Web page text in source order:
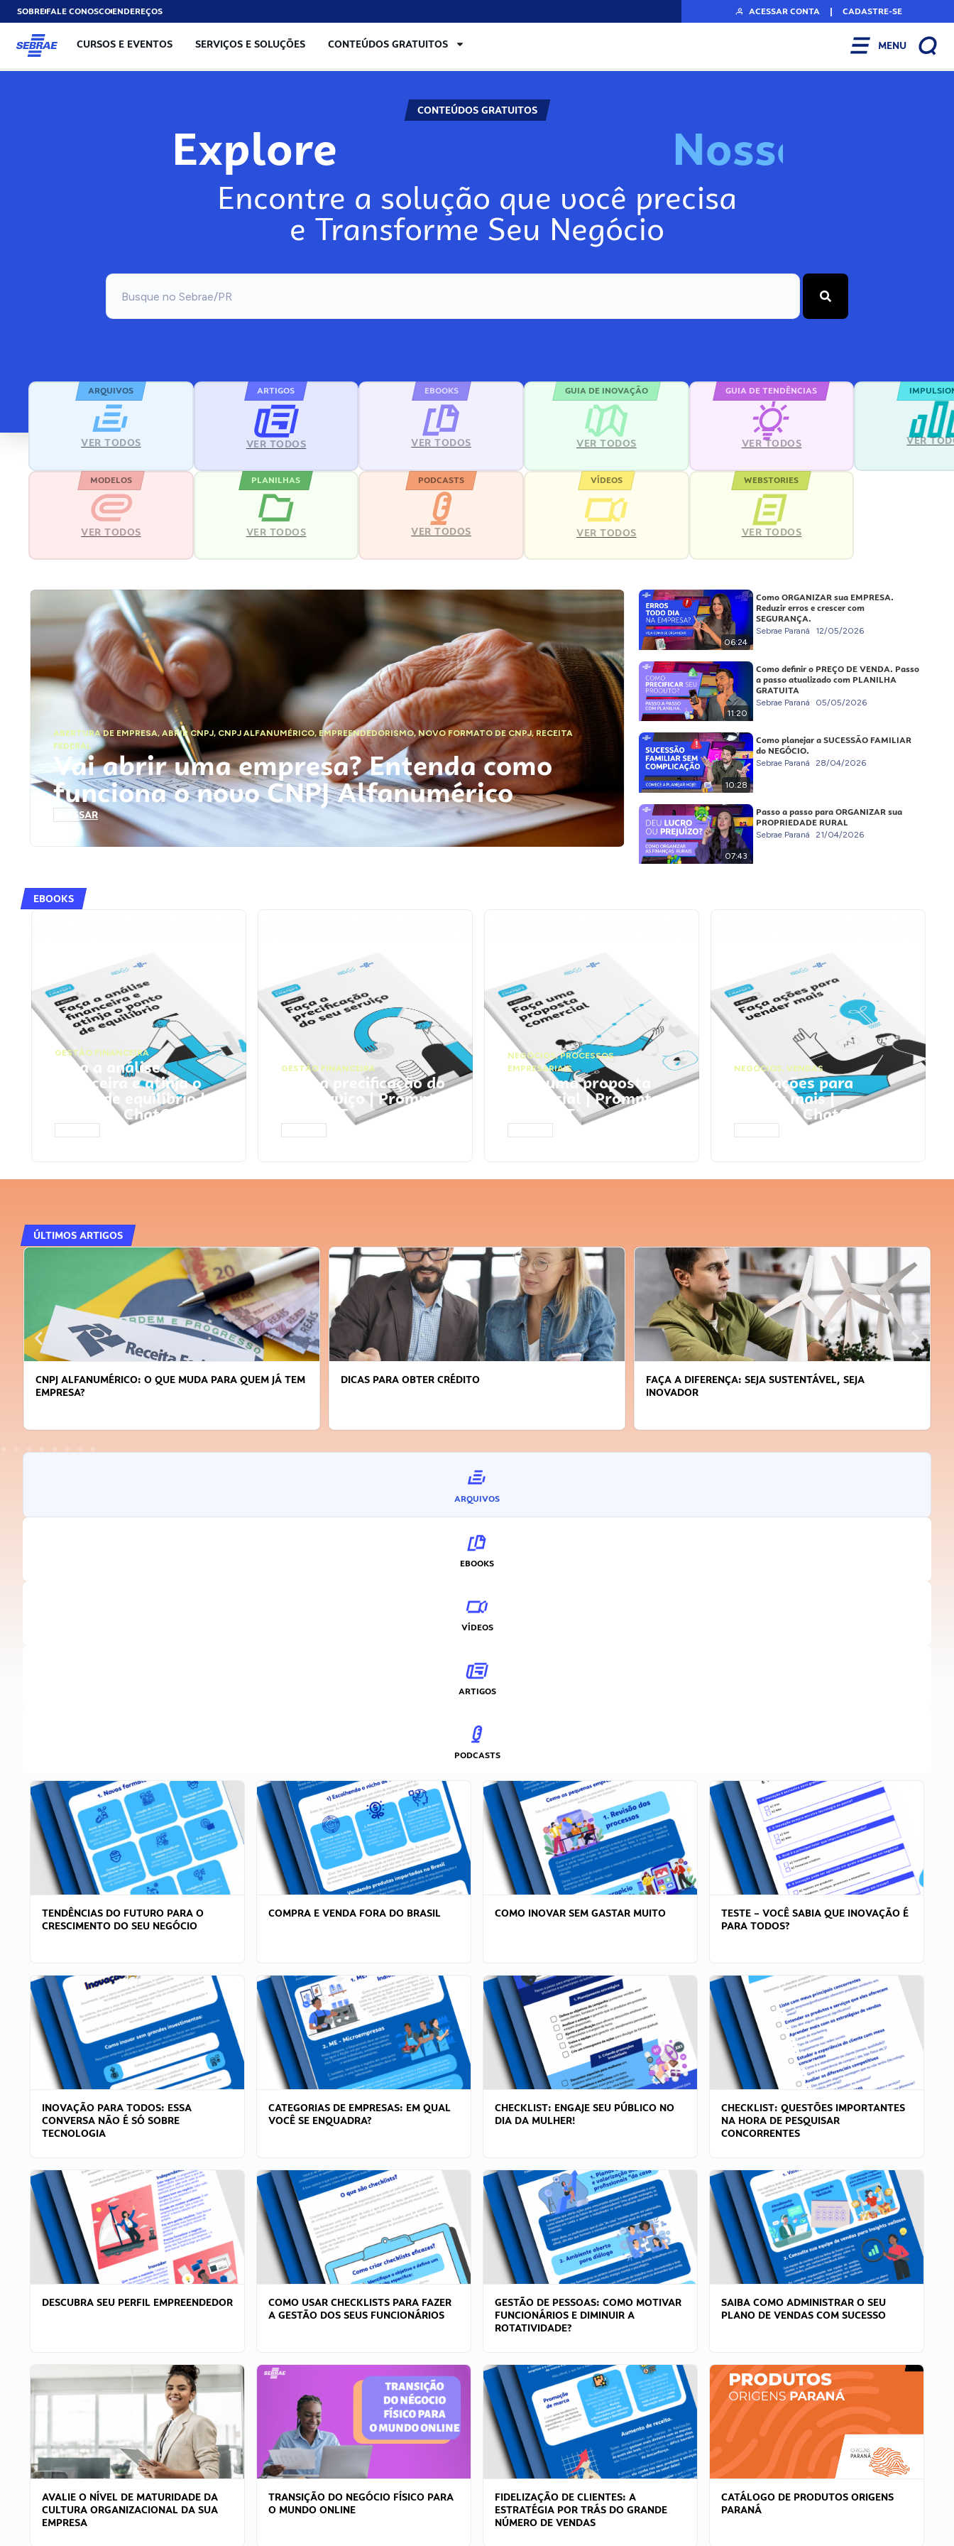
SOBREFALE CONOSCOENDEREÇOS ACESSAR CONTA | CADASTRE-SE
CURSOS E EVENTOS SERVIÇOS E SOLUÇÕES CONTEÚDOS GRATUITOS MENU
CONTEÚDOS GRATUITOS
Explore Nosso
Encontre a solução que você precisa
e Transforme Seu Negócio
ARQUIVOS
VER TODOS
ARTIGOS
VER TODOS
EBOOKS
VER TODOS
GUIA DE INOVAÇÃO
VER TODOS
GUIA DE TENDÊNCIAS
VER TODOS VER
MODELOS
VER TODOS
PLANILHAS
VER TODOS
PODCASTS
VER TODOS
VÍDEOS
VER TODOS
WEBSTORIES
VER TODOS
ABERTURA DE EMPRESA,ABRIR CNPJ, CNPJ ALFANUMÉRICO, EMPREENDEDORISMO,NOVO FORMATO DE CNPJ,RECEITA
FEDERAL
Vai abrir uma empresa? Entenda como
funciona o novo CNPJ Alfanumérico
ACESSAR
06:24
Como ORGANIZAR sua EMPRESA.
Reduzir erros e crescer com
SEGURANÇA.
Sebrae Paraná 12/05/2026
11:20
Como definir o PREÇO DE VENDA. Passo
a passo atualizado com PLANILHA
GRATUITA
Sebrae Paraná 05/05/2026
10:28
Como planejar a SUCESSÃO FAMILIAR
do NEGÓCIO.
Sebrae Paraná 28/04/2026
07:43
Passo a passo para ORGANIZAR sua
PROPRIEDADE RURAL
Sebrae Paraná 21/04/2026
EBOOKS
GESTÃO FINANCEIRA
Faça a análise
financeira e atinja o
ponto de equilíbrio |
Prompts ChatGPT
GESTÃO FINANCEIRA
Faça a precificação do
seu serviço | Prompts
ChatGPT
NEGÓCIOS,PROCESSOS
EMPRESARIAIS
Faça uma proposta
comercial | Prompts
ChatGPT
NEGÓCIOS, VENDAS
Faça ações para
vender mais |
Prompts ChatGPT
ÚLTIMOS ARTIGOS
CNPJ ALFANUMÉRICO: O QUE MUDA PARA QUEM JÁ TEM
EMPRESA?
DICAS PARA OBTER CRÉDITO
FAÇA A DIFERENÇA: SEJA SUSTENTÁVEL, SEJA
INOVADOR
ARQUIVOS
EBOOKS
VÍDEOS
ARTIGOS
PODCASTS
TENDÊNCIAS DO FUTURO PARA O
CRESCIMENTO DO SEU NEGÓCIO
COMPRA E VENDA FORA DO BRASIL COMO INOVAR SEM GASTAR MUITO
TESTE – VOCÊ SABIA QUE INOVAÇÃO É
PARA TODOS?
INOVAÇÃO PARA TODOS: ESSA
CONVERSA NÃO É SÓ SOBRE
TECNOLOGIA
CATEGORIAS DE EMPRESAS: EM QUAL
VOCÊ SE ENQUADRA?
CHECKLIST: ENGAJE SEU PÚBLICO NO
DIA DA MULHER!
CHECKLIST: QUESTÕES IMPORTANTES
NA HORA DE PESQUISAR
CONCORRENTES
DESCUBRA SEU PERFIL EMPREENDEDOR
COMO USAR CHECKLISTS PARA FAZER
A GESTÃO DOS SEUS FUNCIONÁRIOS
GESTÃO DE PESSOAS: COMO MOTIVAR
FUNCIONÁRIOS E DIMINUIR A
ROTATIVIDADE?
SAIBA COMO ADMINISTRAR O SEU
PLANO DE VENDAS COM SUCESSO
AVALIE O NÍVEL DE MATURIDADE DA
CULTURA ORGANIZACIONAL DA SUA
EMPRESA
TRANSIÇÃO DO NEGÓCIO FÍSICO PARA
O MUNDO ONLINE
FIDELIZAÇÃO DE CLIENTES: A
ESTRATÉGIA POR TRÁS DO GRANDE
NÚMERO DE VENDAS
CATÁLOGO DE PRODUTOS ORIGENS
PARANÁ